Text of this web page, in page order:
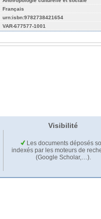
Français
urn:isbn:9782738421654
VAR-677577-1001
Visibilité
Les documents déposés
indexés par les moteurs de
(Google Scholar,…).